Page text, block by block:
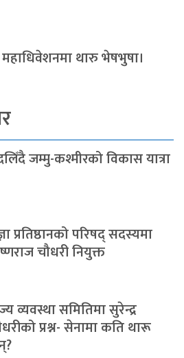
थारु भेषभुषा।
जम्मु-कश्मीरको विकास यात्रा
प्रतिष्ठानको परिषद् सदस्यमा
चौधरी नियुक्त
व्यवस्था समितिमा सुरेन्द्र
प्रश्न- सेनामा कति थारू